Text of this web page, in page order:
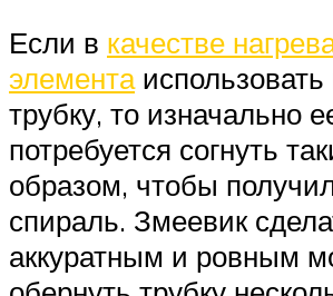
Если в качестве
элемента
трубку, то изначально
потребуется согнуть
образом, чтобы
спираль. Змеевик
аккуратным и ровным